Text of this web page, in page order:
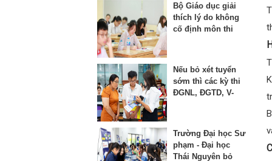
Bộ Giáo dục giải
thích lý do không
cố định môn thi
Nếu bỏ xét tuyển
sớm thì các kỳ thi
ĐGNL, ĐGTD, V-
Trường Đại học Sư
phạm - Đại học
Thái Nguyên bỏ